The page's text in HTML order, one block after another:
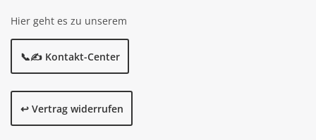
Hier geht es zu unserem
📞✍️ Kontakt-Center
↩️ Vertrag widerrufen